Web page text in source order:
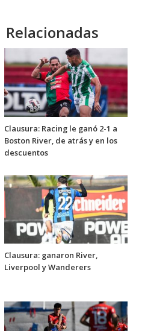
Relacionadas
Clausura: Racing le ganó 2-1 a
Boston River, de atrás y en los
descuentos
Clausura: ganaron River,
Liverpool y Wanderers